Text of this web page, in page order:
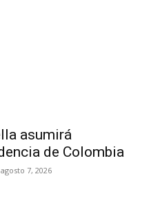
asumirá
de Colombia
agosto 7, 2026